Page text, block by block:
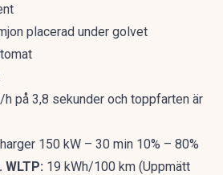
placerad under golvet
på 3,8 sekunder och toppfarten är
150 kW – 30 min 10% – 80%
19 kWh/100 km (Uppmätt